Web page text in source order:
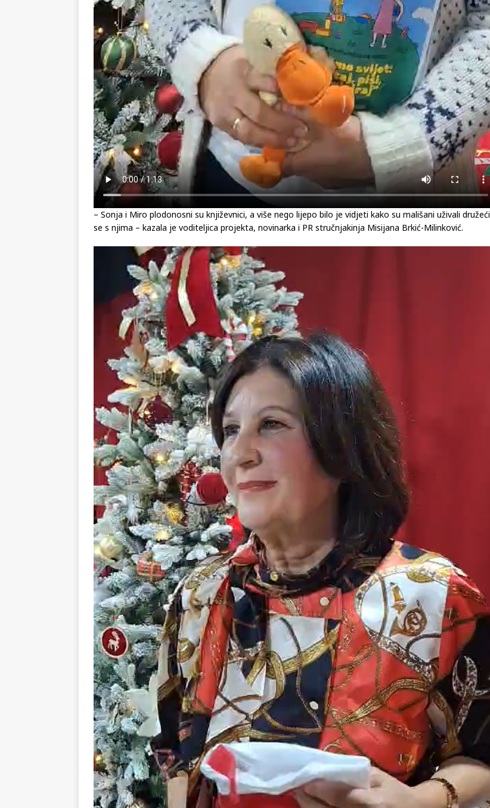
– Sonja i Miro plodonosni su književnici, a više nego lijepo bilo je vidjeti kako su mališani uživali družeći
se s njima – kazala je voditeljica projekta, novinarka i PR stručnjakinja Misijana Brkić-Milinković.